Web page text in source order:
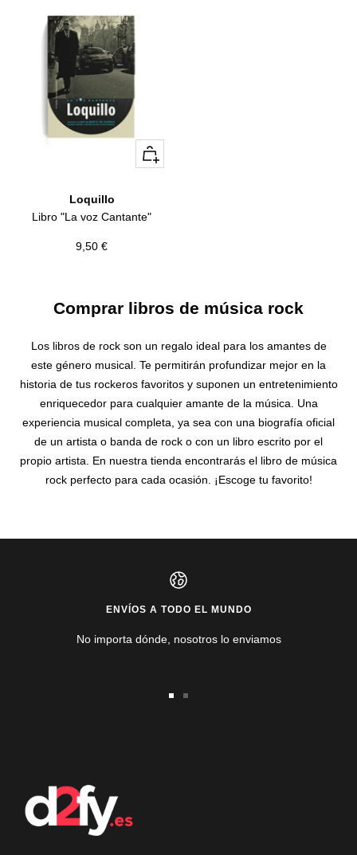
+
Añadir
Loquillo
Libro "La voz Cantante"
Precio
9,50 €
Comprar libros de música rock
Los libros de rock son un regalo ideal para los amantes de
este género musical. Te permitirán profundizar mejor en la
historia de tus rockeros favoritos y suponen un entretenimiento
enriquecedor para cualquier amante de la música. Una
experiencia musical completa, ya sea con una biografía oficial
de un artista o banda de rock o con un libro escrito por el
propio artista. En nuestra tienda encontrarás el libro de música
rock perfecto para cada ocasión. ¡Escoge tu favorito!
ENVÍOS A TODO EL MUNDO
No importa dónde, nosotros lo enviamos